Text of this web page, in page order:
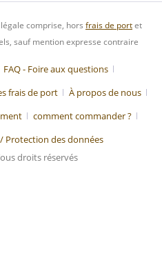
comprise, hors frais de portet
sauf mention expresse contraire
FAQ - Foire aux questions
frais de port
À propos de nous
comment commander ?
Protection des données
droits réservés